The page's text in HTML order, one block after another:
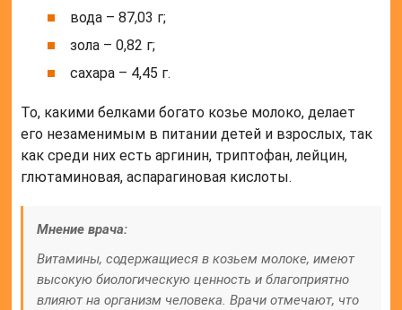
вода – 87,03 г;
зола – 0,82 г;
сахара – 4,45 г.
То, какими белками богато козье молоко, делает
его незаменимым в питании детей и взрослых, так
как среди них есть аргинин, триптофан, лейцин,
глютаминовая, аспарагиновая кислоты.
Мнение врача:
Витамины, содержащиеся в козьем молоке, имеют
высокую биологическую ценность и благоприятно
влияют на организм человека. Врачи отмечают, что